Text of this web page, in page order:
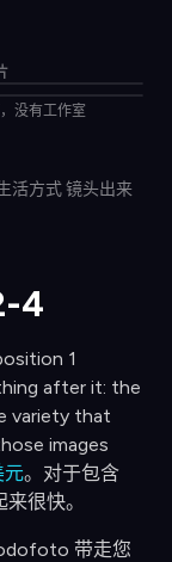
Position
Position5
没有工作室
活方式 镜头出来
4
1
after it: the
variety that
images
元。对于包含
很快。
带走您